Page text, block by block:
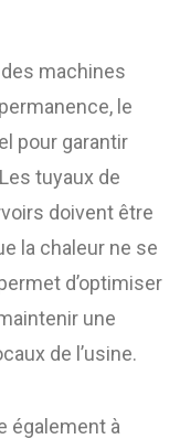
machines
le
pour garantir
tuyaux de
doivent être
la chaleur ne se
d’optimiser
une
de l’usine.
également à